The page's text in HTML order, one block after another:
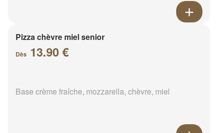
Pizza chèvre miel senior
Dès 13.90 €
Base crème fraîche, mozzarella, chèvre, miel